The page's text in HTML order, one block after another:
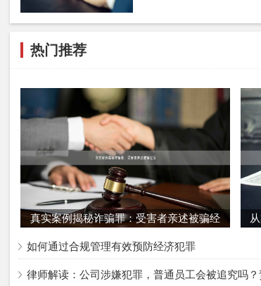
依据。司法机关会认为，一个普通人凭借简单劳
晓其中的猫腻。
三、 哪些情况的普通员工相对安全？
以下岗位的员工作用边缘、主观不明知，通常不
1.纯粹的行政后勤人员：如前台、人力资源（仅
负责订餐、办公用品采购）、保洁等。其工作内
通用技术支持人员：如仅负责维护公司内部
涉及核心犯罪工具。
从事的是合法工作，且执行的任务本身具有合
司内部的违法犯罪活动毫不知情。
热门推荐
真实案例揭秘诈骗罪：受害者亲述被骗经
如何通过合规管理有效预防经济犯罪
律师解读：公司涉嫌犯罪，普通员工会被追究吗？